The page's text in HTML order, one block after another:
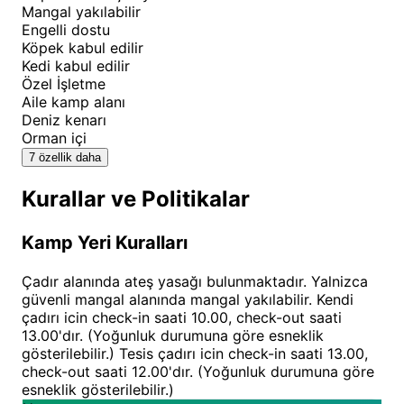
Ütopya Camping Rezervasyon ve
Konaklama Kuralları
Keyifli ve huzurlu bir kamp ortamının sürekliliğini
sağlamak adına belirli tesis kurallarımız
bulunmaktadır. Kendi çadırıyla gelen misafirlerimiz
için giriş saati 10:00, çıkış saati ise 13:00 olarak
belirlenmiştir; ancak müsaitlik durumuna göre bu
saatlerde esneklik sağlanabilmektedir. Tesisimiz,
evcil hayvan dostu bir işletme olup, kedi ve köpek
dostlarımızı ağırlamaktan mutluluk duyarız. Güvenlik
gerekçesiyle çadırların hemen yanında ateş
yakılmasına izin verilmemekte, sadece belirlenen
güvenli alanlarda mangal yakılmasına olanak
tanınmaktadır.
Ütopya Camping rezervasyon
Mangal yakılabilir
Engelli dostu
Köpek kabul edilir
Kedi kabul edilir
Özel İşletme
Aile kamp alanı
Deniz kenarı
Orman içi
7 özellik daha
Kurallar ve Politikalar
Kamp Yeri Kuralları
Çadır alanında ateş yasağı bulunmaktadır. Yalnizca
güvenli mangal alanında mangal yakılabilir. Kendi
çadırı icin check-in saati 10.00, check-out saati
13.00'dır. (Yoğunluk durumuna göre esneklik
gösterilebilir.) Tesis çadırı icin check-in saati 13.00,
check-out saati 12.00'dır. (Yoğunluk durumuna göre
esneklik gösterilebilir.)